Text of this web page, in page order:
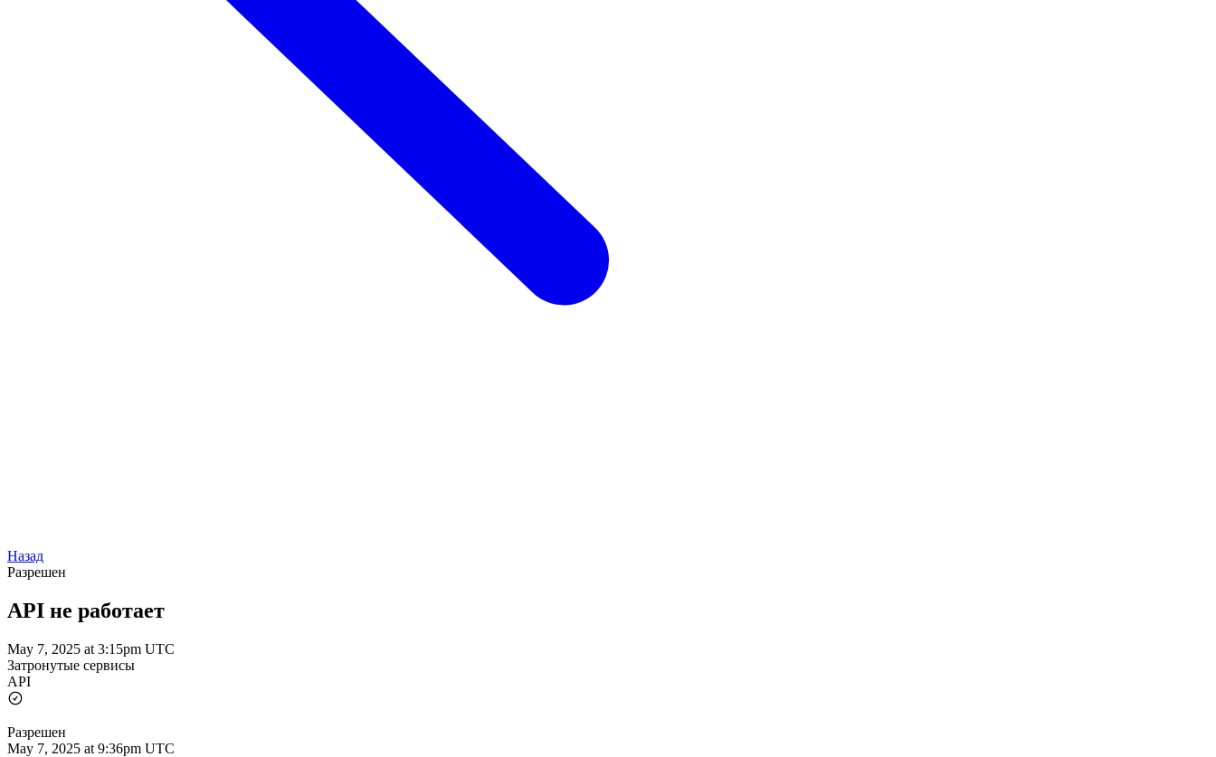
Назад
Разрешен
API не работает
May 7, 2025 at 3:15pm UTC
Затронутые сервисы
API
Разрешен
May 7, 2025 at 9:36pm UTC